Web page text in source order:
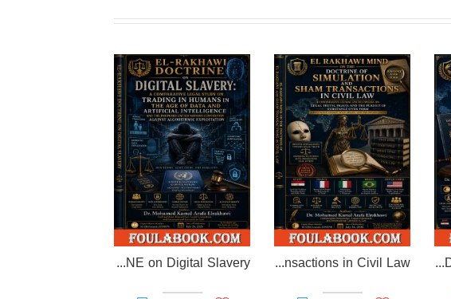
EL-RAKHAWI MONOGRAPH on Diplomatic Immunities
EL RAKHAWI MIND on the Doctrine of Simulation and Sham Transactions in Civil Law
EL-RAKHAWI DOCTRINE on Digital Slavery